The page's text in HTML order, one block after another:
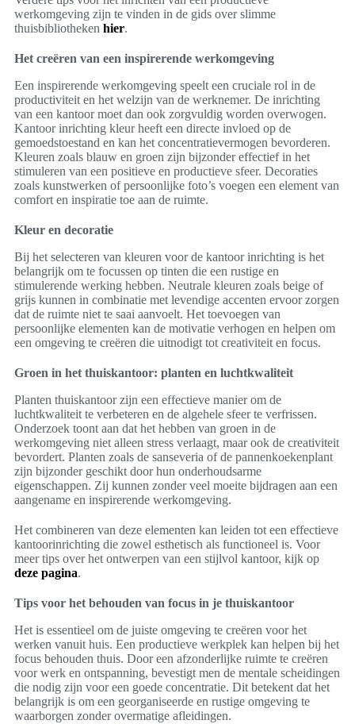
werkomgeving zijn te vinden in de gids over slimme
thuisbibliotheken hier.
Het creëren van een inspirerende werkomgeving
Een inspirerende werkomgeving speelt een cruciale rol in de
productiviteit en het welzijn van de werknemer. De inrichting
van een kantoor moet dan ook zorgvuldig worden overwogen.
Kantoor inrichting kleur heeft een directe invloed op de
gemoedstoestand en kan het concentratievermogen bevorderen.
Kleuren zoals blauw en groen zijn bijzonder effectief in het
stimuleren van een positieve en productieve sfeer. Decoraties
zoals kunstwerken of persoonlijke foto’s voegen een element van
comfort en inspiratie toe aan de ruimte.
Kleur en decoratie
Bij het selecteren van kleuren voor de kantoor inrichting is het
belangrijk om te focussen op tinten die een rustige en
stimulerende werking hebben. Neutrale kleuren zoals beige of
grijs kunnen in combinatie met levendige accenten ervoor zorgen
dat de ruimte niet te saai aanvoelt. Het toevoegen van
persoonlijke elementen kan de motivatie verhogen en helpen om
een omgeving te creëren die uitnodigt tot creativiteit en focus.
Groen in het thuiskantoor: planten en luchtkwaliteit
Planten thuiskantoor zijn een effectieve manier om de
luchtkwaliteit te verbeteren en de algehele sfeer te verfrissen.
Onderzoek toont aan dat het hebben van groen in de
werkomgeving niet alleen stress verlaagt, maar ook de creativiteit
bevordert. Planten zoals de sanseveria of de pannenkoekenplant
zijn bijzonder geschikt door hun onderhoudsarme
eigenschappen. Zij kunnen zonder veel moeite bijdragen aan een
aangename en inspirerende werkomgeving.
Het combineren van deze elementen kan leiden tot een effectieve
kantoorinrichting die zowel esthetisch als functioneel is. Voor
meer tips over het ontwerpen van een stijlvol kantoor, kijk op
deze pagina.
Tips voor het behouden van focus in je thuiskantoor
Het is essentieel om de juiste omgeving te creëren voor het
werken vanuit huis. Een productieve werkplek kan helpen bij het
focus behouden thuis. Door een afzonderlijke ruimte te creëren
voor werk en ontspanning, bevestigt men de mentale scheidingen
die nodig zijn voor een goede concentratie. Dit betekent dat het
belangrijk is om een georganiseerde en rustige omgeving te
waarborgen zonder overmatige afleidingen.